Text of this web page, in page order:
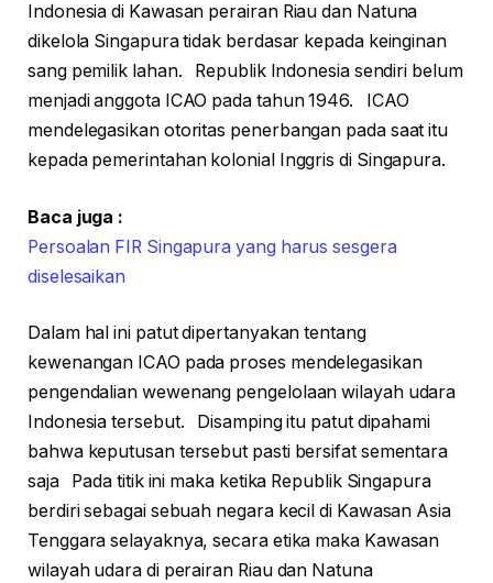
Indonesia di Kawasan perairan Riau dan Natuna
dikelola Singapura tidak berdasar kepada keinginan
sang pemilik lahan. Republik Indonesia sendiri belum
menjadi anggota ICAO pada tahun 1946. ICAO
mendelegasikan otoritas penerbangan pada saat itu
kepada pemerintahan kolonial Inggris di Singapura.
Baca juga :
Persoalan FIR Singapura yang harus sesgera
diselesaikan
Dalam hal ini patut dipertanyakan tentang
kewenangan ICAO pada proses mendelegasikan
pengendalian wewenang pengelolaan wilayah udara
Indonesia tersebut. Disamping itu patut dipahami
bahwa keputusan tersebut pasti bersifat sementara
saja Pada titik ini maka ketika Republik Singapura
berdiri sebagai sebuah negara kecil di Kawasan Asia
Tenggara selayaknya, secara etika maka Kawasan
wilayah udara di perairan Riau dan Natuna